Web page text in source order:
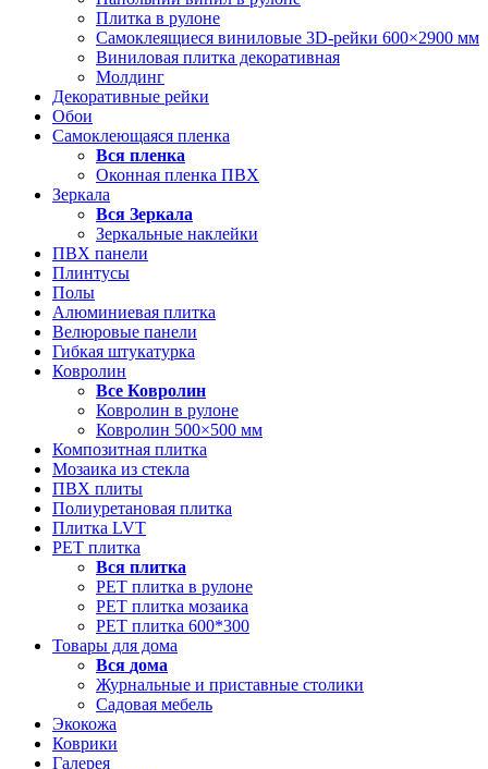
Плитка в рулоне
Самоклеящиеся виниловые 3D‑рейки 600×2900 мм
Виниловая плитка декоративная
Молдинг
Декоративные рейки
Обои
Самоклеющаяся пленка
Вся пленка
Оконная пленка ПВХ
Зеркала
Вся Зеркала
Зеркальные наклейки
ПВХ панели
Плинтусы
Полы
Алюминиевая плитка
Велюровые панели
Гибкая штукатурка
Ковролин
Все Ковролин
Ковролин в рулоне
Ковролин 500×500 мм
Композитная плитка
Мозаика из стекла
ПВХ плиты
Полиуретановая плитка
Плитка LVT
РЕТ плитка
Вся плитка
РЕТ плитка в рулоне
РЕТ плитка мозаика
РЕТ плитка 600*300
Товары для дома
Вся дома
Журнальные и приставные столики
Садовая мебель
Экокожа
Коврики
Галерея